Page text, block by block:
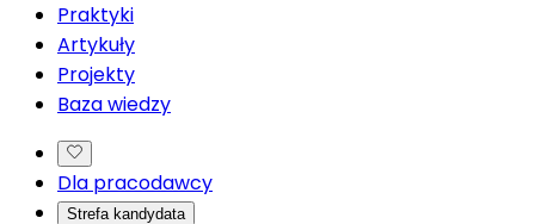
Praktyki
Artykuły
Projekty
Baza wiedzy
Dla pracodawcy
Strefa kandydata